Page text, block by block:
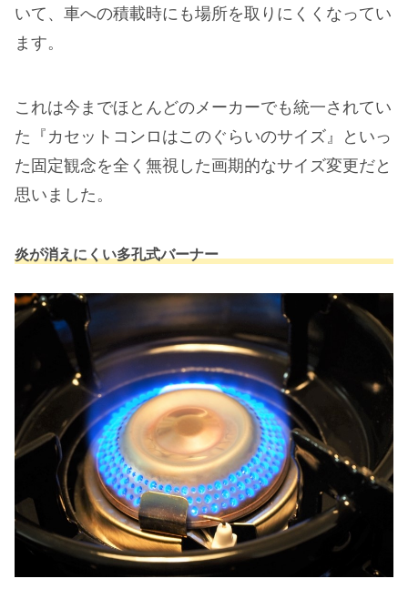
いて、車への積載時にも場所を取りにくくなってい
ます。
これは今までほとんどのメーカーでも統一されてい
た『カセットコンロはこのぐらいのサイズ』といっ
た固定観念を全く無視した画期的なサイズ変更だと
思いました。
炎が消えにくい多孔式バーナー